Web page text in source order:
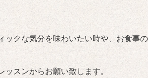
ックな気分を味わいたい時や、お食事
ッスンからお願い致します。